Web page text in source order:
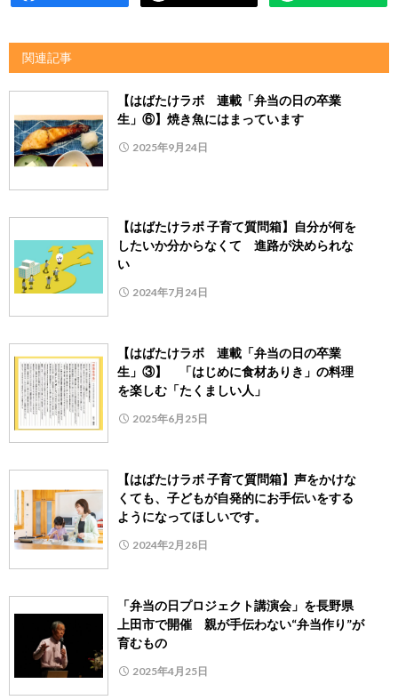
関連記事
【はばたけラボ 連載「弁当の日の卒業
生」⑥】焼き魚にはまっています
2025年9月24日
【はばたけラボ 子育て質問箱】自分が何を
したいか分からなくて 進路が決められな
い
2024年7月24日
【はばたけラボ 連載「弁当の日の卒業
生」③】 「はじめに食材ありき」の料理
を楽しむ「たくましい人」
2025年6月25日
【はばたけラボ 子育て質問箱】声をかけな
くても、子どもが自発的にお手伝いをする
ようになってほしいです。
2024年2月28日
「弁当の日プロジェクト講演会」を長野県
上田市で開催 親が手伝わない“弁当作り”が
育むもの
2025年4月25日